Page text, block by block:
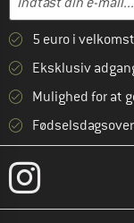
5 euro i
Eksklusiv
Mulighed for at